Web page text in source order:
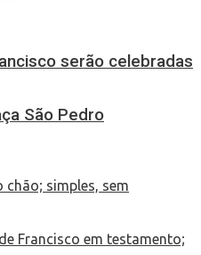
serão celebradas
São Pedro